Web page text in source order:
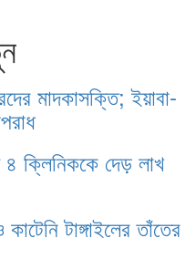
মাদকাসক্তি; ইয়াবা-
৪ ক্লিনিককে দেড় লাখ
টাঙ্গাইলের তাঁতের